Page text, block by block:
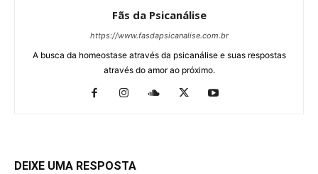
Fãs da Psicanálise
https://www.fasdapsicanalise.com.br
A busca da homeostase através da psicanálise e suas respostas
através do amor ao próximo.
DEIXE UMA RESPOSTA